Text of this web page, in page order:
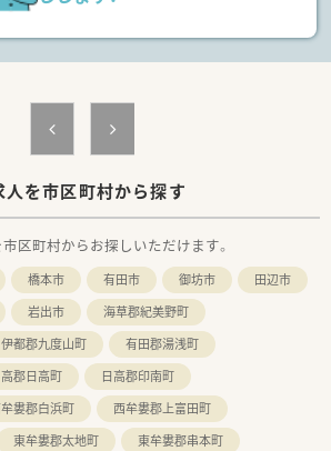
れている方も20名以上いらっしゃいます。
可能です。
強会が多いです）
ススメです！＞
のマンツーマンの店舗で地元の患者様とじっく
方
プで安心安定して働きたい方
バーと永く楽しく働きたい方
を市区町村から探す
区町村からお探しいただけます。
橋本市 有田市 御坊市
田辺市
岩出市
海草郡紀美野町
伊都郡九度山町
有田郡湯浅町
高郡日高町
日高郡印南町
婁郡白浜町
西牟婁郡上富田町
東牟婁郡太地町 東牟婁郡串本町